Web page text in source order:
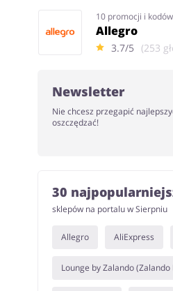
10 promocji i
Allegro
3.7/5 (253
Newsletter
Nie chcesz przegapić
oszczędzać!
30
sklepów na portalu w Sierpniu
Allegro AliExpress
Lounge by Zalando (Zalando